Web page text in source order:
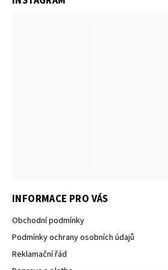
INFORMACE PRO VÁS
Obchodní podmínky
Podmínky ochrany osobních údajů
Reklamační řád